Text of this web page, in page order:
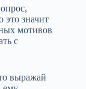
это значит
мотивов
с
выражай